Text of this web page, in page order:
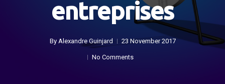
entreprises
By Alexandre Guinjard 23 November 2017
No Comments